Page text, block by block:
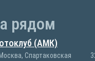
рядом
(АМК)
Спартаковская